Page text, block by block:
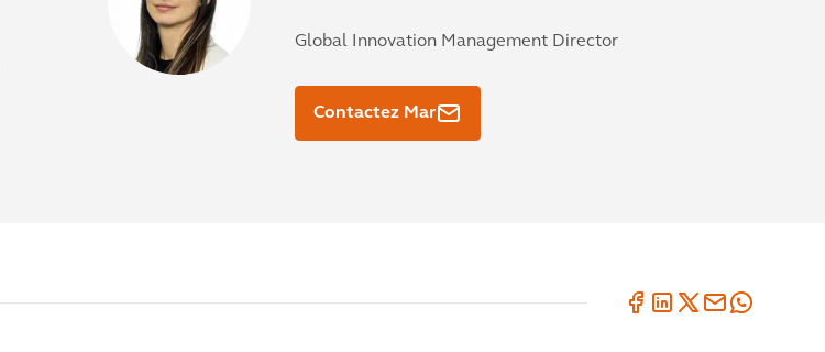
Global Innovation Management Director
Contactez Mar